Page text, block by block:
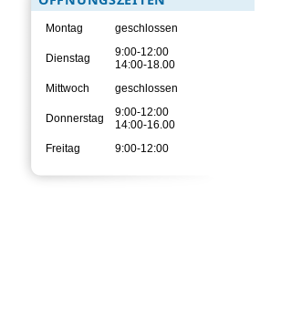
Montag geschlossen
Dienstag
9:00-12:00
14:00-18.00
Mittwoch
geschlossen
Donnerstag
9:00-12:00
14:00-16.00
Freitag
9:00-12:00